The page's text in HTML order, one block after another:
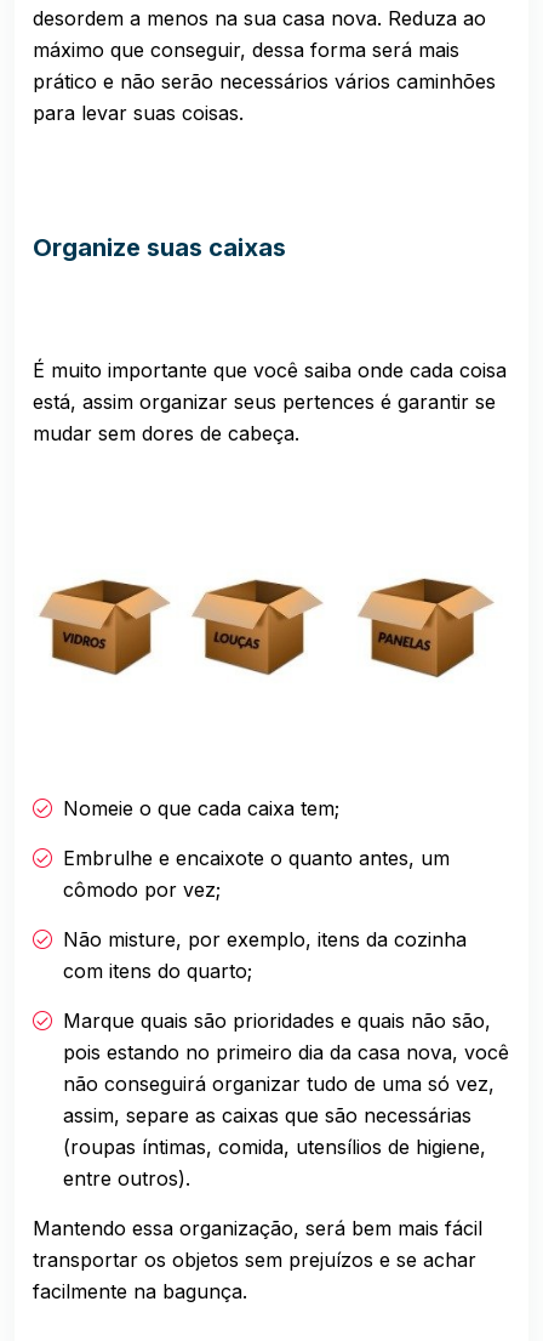
desordem a menos na sua casa nova. Reduza ao
máximo que conseguir, dessa forma será mais
prático e não serão necessários vários caminhões
para levar suas coisas.
Organize suas caixas
É muito importante que você saiba onde cada coisa
está, assim organizar seus pertences é garantir se
mudar sem dores de cabeça.
Nomeie o que cada caixa tem;
Embrulhe e encaixote o quanto antes, um
cômodo por vez;
Não misture, por exemplo, itens da cozinha
com itens do quarto;
Marque quais são prioridades e quais não são,
pois estando no primeiro dia da casa nova, você
não conseguirá organizar tudo de uma só vez,
assim, separe as caixas que são necessárias
(roupas íntimas, comida, utensílios de higiene,
entre outros).
Mantendo essa organização, será bem mais fácil
transportar os objetos sem prejuízos e se achar
facilmente na bagunça.